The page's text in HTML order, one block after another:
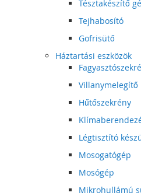
Tésztakészítő
Tejhabosító
Gofrisütő
Háztartási eszközök
Villanymelegítő
Hűtőszekrény
Légtisztító
Mosogatógép
Mosógép
Mikrohullámú